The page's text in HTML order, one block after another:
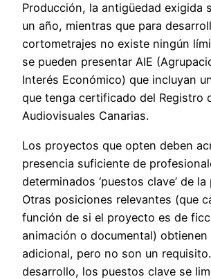
Producción, la antigüedad exigida
un año, mientras que para
cortometrajes no existe ningún
se pueden presentar AIE
Interés Económico) que incluyan
que tenga certificado del Registro
Audiovisuales Canarias.
Los proyectos que opten deben
presencia suficiente de
determinados ‘puestos clave’ de
Otras posiciones relevantes (que
función de si el proyecto es de
animación o documental) obtienen
adicional, pero no son un
desarrollo, los puestos clave se